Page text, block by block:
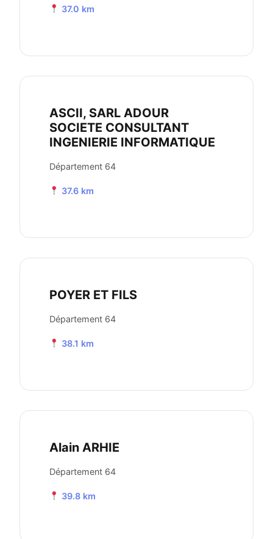
37.0 km
ASCII, SARL ADOUR
SOCIETE CONSULTANT
INGENIERIE INFORMATIQUE
Département 64
37.6 km
POYER ET FILS
Département 64
38.1 km
Alain ARHIE
Département 64
39.8 km